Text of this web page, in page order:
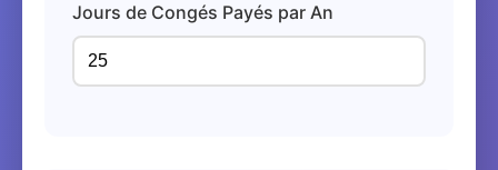
Jours de Congés Payés par An